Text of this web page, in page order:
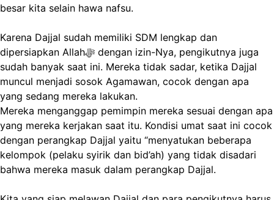
besar kita selain hawa nafsu.
Karena Dajjal sudah memiliki SDM lengkap dan
dipersiapkan Allahﷻ dengan izin-Nya, pengikutnya juga
sudah banyak saat ini. Mereka tidak sadar, ketika Dajjal
muncul menjadi sosok Agamawan, cocok dengan apa
yang sedang mereka lakukan.
Mereka menganggap pemimpin mereka sesuai dengan apa
yang mereka kerjakan saat itu. Kondisi umat saat ini cocok
dengan perangkap Dajjal yaitu “menyatukan beberapa
kelompok (pelaku syirik dan bid’ah) yang tidak disadari
bahwa mereka masuk dalam perangkap Dajjal.